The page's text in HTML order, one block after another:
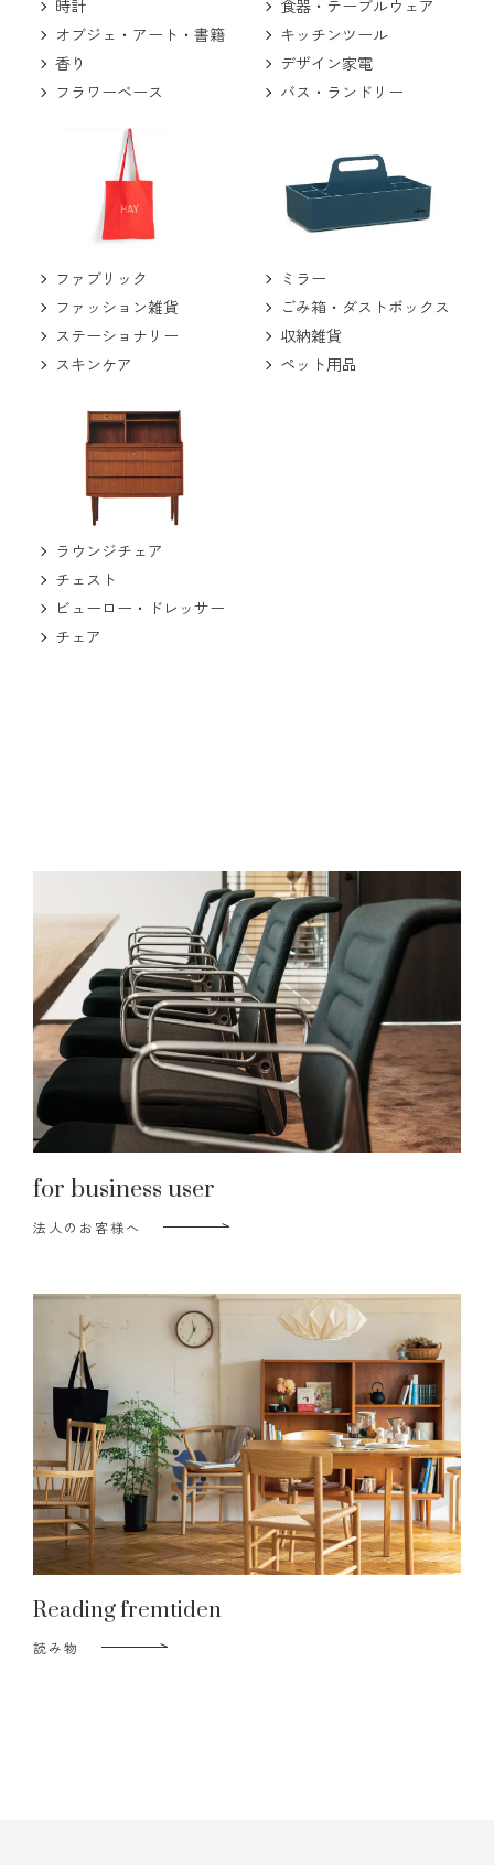
時計
オブジェ・アート・書籍
香り
フラワーベース
食器・テーブルウェア
キッチンツール
デザイン家電
バス・ランドリー
ファブリック
ファッション雑貨
ステーショナリー
スキンケア
ミラー
ごみ箱・ダストボックス
収納雑貨
ペット用品
ラウンジチェア
チェスト
ビューロー・ドレッサー
チェア
for business user
法人のお客様へ
Reading fremtiden
読み物